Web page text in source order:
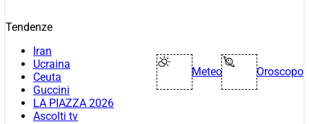
Tendenze
Iran
Ucraina
Ceuta
Guccini
LA PIAZZA 2026
Ascolti tv
Meteo Oroscopo